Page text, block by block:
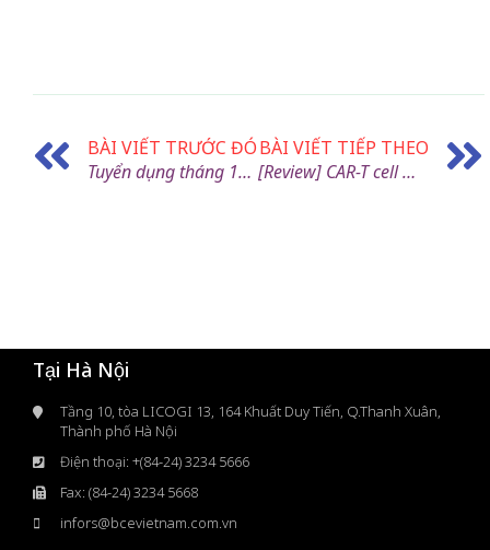
BÀI VIẾT TRƯỚC ĐÓ
Tuyển dụng tháng 12/2024
BÀI VIẾT TIẾP THEO
[Review] CAR-T cell manufacturing landscape—Lessons from the past decade and considerations for early clinical development
Tại Hà Nội
Tầng 10, tòa LICOGI 13, 164 Khuất Duy Tiến, Q.Thanh Xuân,
Thành phố Hà Nội
Điện thoại: +(84-24) 3234 5666
Fax: (84-24) 3234 5668
infors@bcevietnam.com.vn